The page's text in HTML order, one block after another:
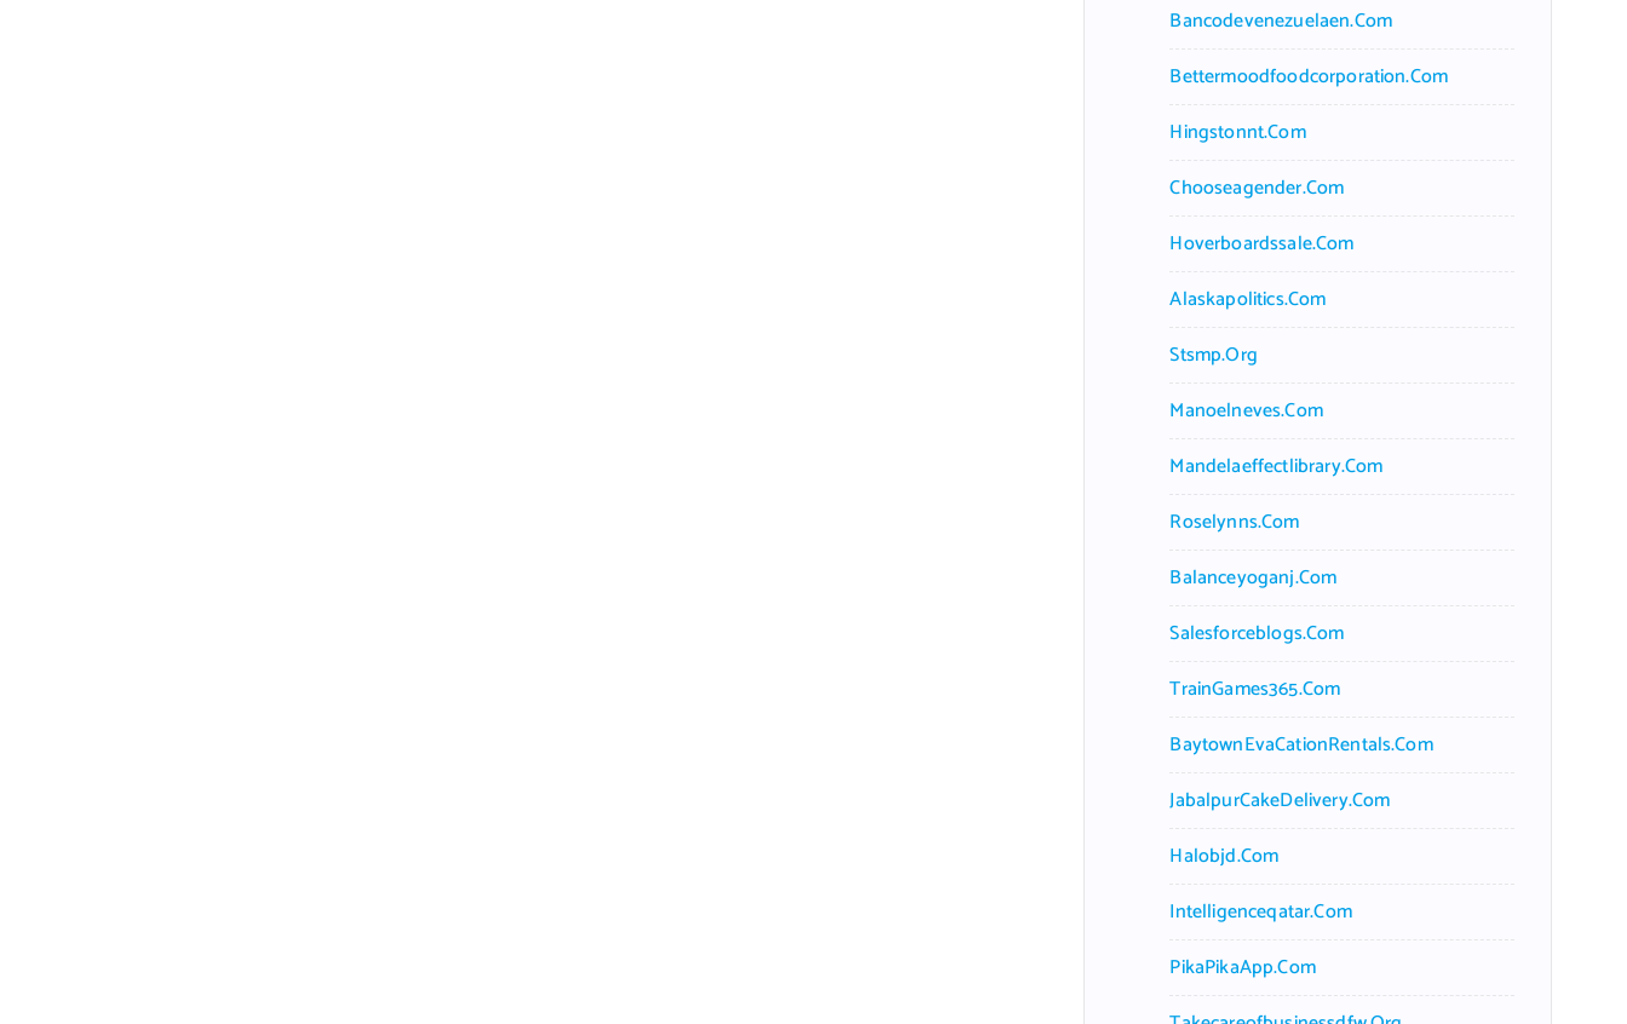
Bancodevenezuelaen.com
Bettermoodfoodcorporation.com
Hingstonnt.com
Chooseagender.com
Hoverboardssale.com
Alaskapolitics.com
Stsmp.org
Manoelneves.com
Mandelaeffectlibrary.com
Roselynns.com
Balanceyoganj.com
Salesforceblogs.com
TrainGames365.com
BaytownEvaCationRentals.com
JabalpurCakeDelivery.com
Halobjd.com
Intelligenceqatar.com
PikaPikaApp.com